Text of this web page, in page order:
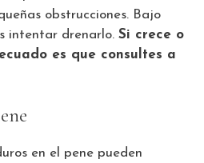
obstrucciones. Bajo
intentar drenarlo. Si crece o
es que consultes a
en el pene pueden